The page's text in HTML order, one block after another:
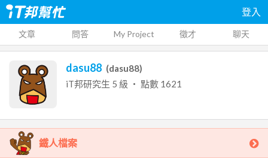
登入
文章 問答 My Project 徵才 聊天
dasu88 (dasu88)
iT邦研究生 5 級 ‧ 點數 1621
鐵人檔案